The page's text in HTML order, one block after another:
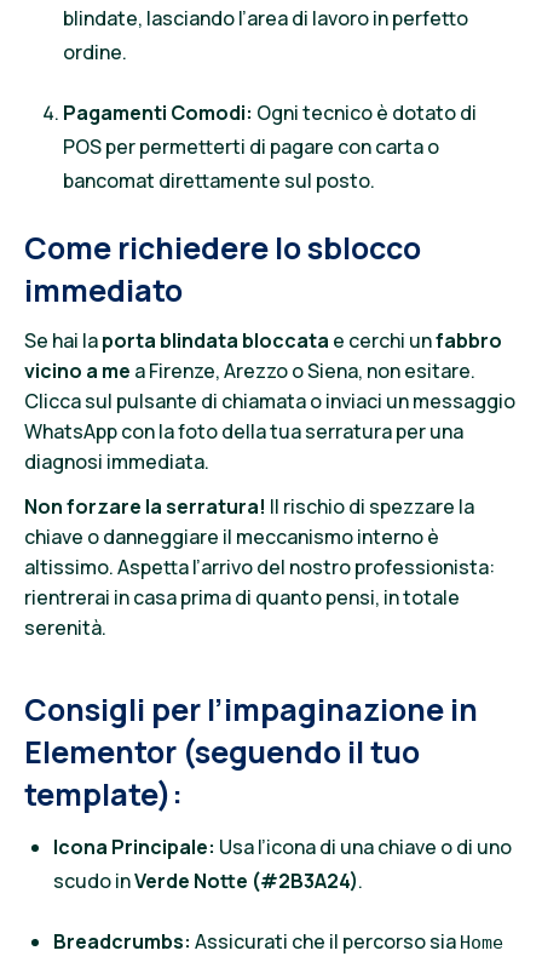
blindate, lasciando l’area di lavoro in perfetto
ordine.
Pagamenti Comodi: Ogni tecnico è dotato di
POS per permetterti di pagare con carta o
bancomat direttamente sul posto.
Come richiedere lo sblocco
immediato
Se hai laporta blindata bloccata e cerchi unfabbro
vicino a me a Firenze, Arezzo o Siena, non esitare.
Clicca sul pulsante di chiamata o inviaci un messaggio
WhatsApp con la foto della tua serratura per una
diagnosi immediata.
Non forzare la serratura! Il rischio di spezzare la
chiave o danneggiare il meccanismo interno è
altissimo. Aspetta l’arrivo del nostro professionista:
rientrerai in casa prima di quanto pensi, in totale
serenità.
Consigli per l’impaginazione in
Elementor (seguendo il tuo
template):
Icona Principale: Usa l’icona di una chiave o di uno
scudo inVerde Notte (#2B3A24).
Breadcrumbs: Assicurati che il percorso sia Home